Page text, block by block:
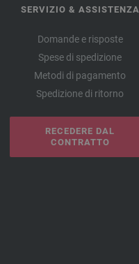
SERVIZIO & ASSISTENZA
Domande e risposte
Spese di spedizione
Metodi di pagamento
Spedizione di ritorno
RECEDERE DAL
CONTRATTO